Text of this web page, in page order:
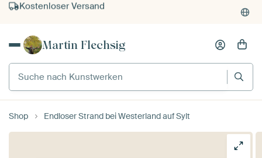
Kauf auf Rechnung
Individueller Druck auf Bestellung
Martin Flechsig
Suche nach Kunstwerken
Shop Endloser Strand bei Westerland auf Sylt